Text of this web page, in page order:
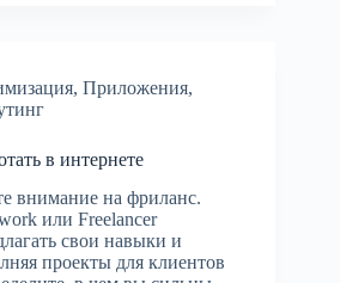
, Приложения,
в интернете
внимание на фриланс.
или Freelancer
свои навыки и
проекты для клиентов